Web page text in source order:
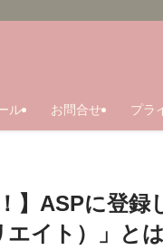
ル お問合せ プラ
】ASPに登
イト）」と